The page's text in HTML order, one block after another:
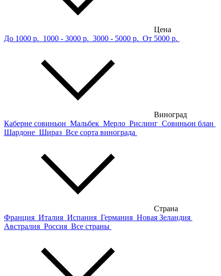
Цена
До 1000 р. 1000 - 3000 р. 3000 - 5000 р. От 5000 р.
Виноград
Каберне совиньон Мальбек Мерло Рислинг Совиньон блан
Шардоне Шираз Все сорта винограда
Страна
Франция Италия Испания Германия Новая Зеландия
Австралия Россия Все страны